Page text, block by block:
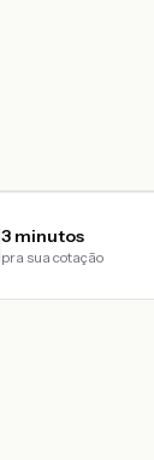
3 minutos
pra sua cotação